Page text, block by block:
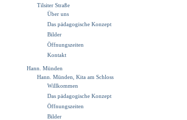
Tilsiter Straße
Über uns
Das pädagogische Konzept
Bilder
Öffnungszeiten
Kontakt
Hann. Münden
Hann. Münden, Kita am Schloss
Willkommen
Das pädagogische Konzept
Öffnungszeiten
Bilder